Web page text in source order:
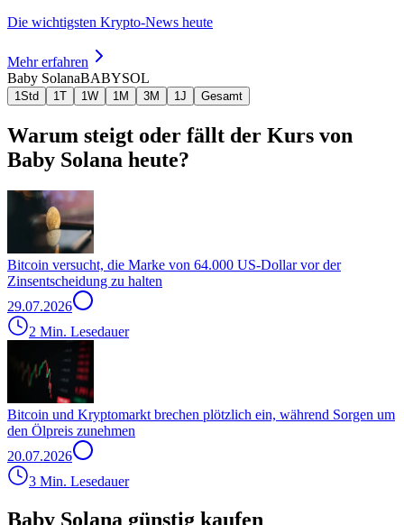
Die wichtigsten Krypto-News heute
Mehr erfahren
Baby SolanaBABYSOL
1Std 1T 1W 1M 3M 1J Gesamt
Warum steigt oder fällt der Kurs von
Baby Solana heute?
Bitcoin versucht, die Marke von 64.000 US-Dollar vor der
Zinsentscheidung zu halten
29.07.2026
2 Min. Lesedauer
Bitcoin und Kryptomarkt brechen plötzlich ein, während Sorgen um
den Ölpreis zunehmen
20.07.2026
3 Min. Lesedauer
Baby Solana günstig kaufen